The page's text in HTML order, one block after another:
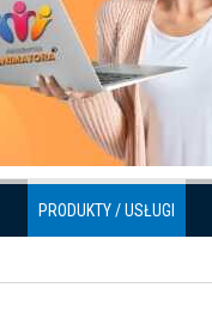
PRODUKTY / USŁUGI